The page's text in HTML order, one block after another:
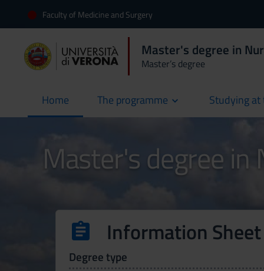
Faculty of Medicine and Surgery
Master's degree in
Master’s degree
Home
current The programme Studying
Master's degree in
Information Sheet
Degree type